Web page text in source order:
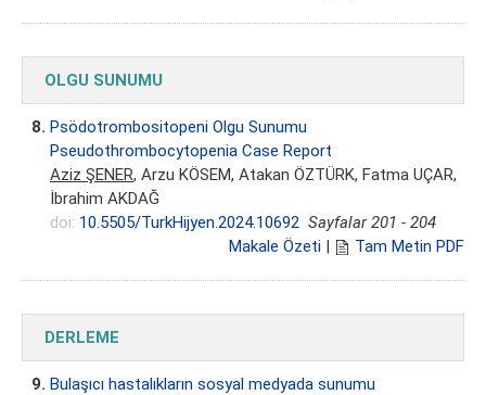
OLGU SUNUMU
8. Psödotrombositopeni Olgu Sunumu
Pseudothrombocytopenia Case Report
Aziz ŞENER, Arzu KÖSEM, Atakan ÖZTÜRK, Fatma UÇAR,
İbrahim AKDAĞ
doi: 10.5505/TurkHijyen.2024.10692 Sayfalar 201 - 204
Makale Özeti | Tam Metin PDF
DERLEME
9. Bulaşıcı hastalıkların sosyal medyada sunumu